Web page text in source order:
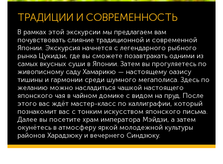
ТРАДИЦИИ И СОВРЕМЕННОСТЬ
В рамках этой экскурсии мы предлагаем вам
почувствовать слияние традиционной и современной
Японии. Экскурсия начнется с легендарного рыбного
рынка Цукидзи, где вы сможете позавтракать одними из
самых вкусных суши в Японии. Затем вы прогуляетесь по
живописному саду Хамарикю — настоящему оазису
тишины и гармонии среди шумного мегаполиса. Здесь по
желанию можно насладиться чашкой настоящего
японского чая в чайном домике с видом на пруд. После
этого вас ждёт мастер-класс по каллиграфии, который
познакомит вас с тонким искусством японского письма.
Далее вы посетите храм императора Мэйдзи, а затем
окунётесь в атмосферу яркой молодежной культуры
районов Харадзюку и вечернего Синдзюку.